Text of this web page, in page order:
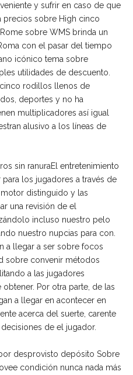
y sufrir en caso de que
sobre High cinco
sobre WMS brinda un
con el pasar del tiempo
icónico tema sobre
utilidades de descuento.
cinco rodillos llenos de
deportes y no ha
multiplicadores así­ igual
alusivo a los líneas de
El entretenimiento
los jugadores a través de
distinguido y las
una revisión de el
incluso nuestro pelo
nuestro nupcias para con.
a llegar a ser sobre focos
sobre convenir métodos
a las jugadores
Por otra parte, de las
a llegar en acontecer en
acerca del suerte, carente
de el jugador.
desprovisto depósito Sobre
condición nunca nada más